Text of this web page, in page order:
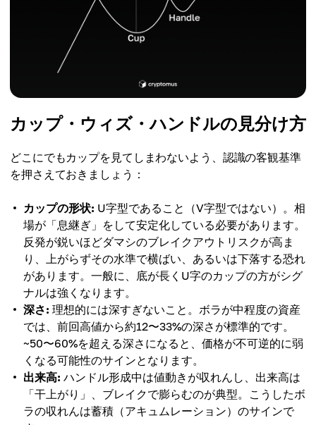
カップ・ウィズ・ハンドルの見分け方
どこにでもカップを見てしまわないよう、認識の客観基準
を押さえておきましょう：
カップの形状: U字型であること（V字型ではない）。相
場が「息継ぎ」をして安定化している必要があります。
反発が鋭いほどダマシのブレイクアウトリスクが高ま
り、上がらずその水準で横ばい、あるいは下落する恐れ
があります。一般に、底が長くU字のカップの方がシグ
ナルは強くなります。
深さ: 理想的には深すぎないこと。ボラが中程度の資産
では、前回高値から約12〜33%の深さが標準的です。
~50〜60%を超える深さになると、価格が不可逆的に弱
くなる可能性のサインとなります。
出来高: ハンドル形成中は値動きが収れんし、出来高は
「干上がり」、ブレイクで膨らむのが典型。こうしたボ
ラの収れんは蓄積（アキュムレーション）のサインで